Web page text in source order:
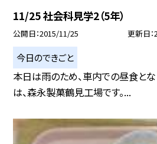
11/25 社会科見学2（5年）
公開日 2015/11/25 更新日
今日のできごと
本日は雨のため、車内での昼食と
は、森永製菓鶴見工場です。...